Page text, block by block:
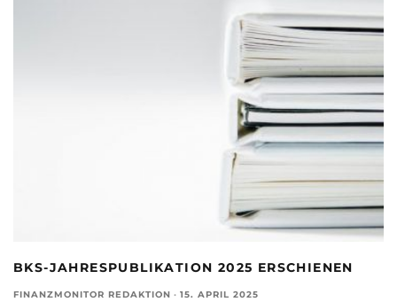
BKS-JAHRESPUBLIKATION 2025 ERSCHIENEN
FINANZMONITOR REDAKTION · 15. APRIL 2025